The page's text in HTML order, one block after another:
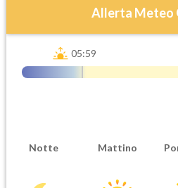
Allerta Meteo
Attendibilità
05:59
Notte Mattino